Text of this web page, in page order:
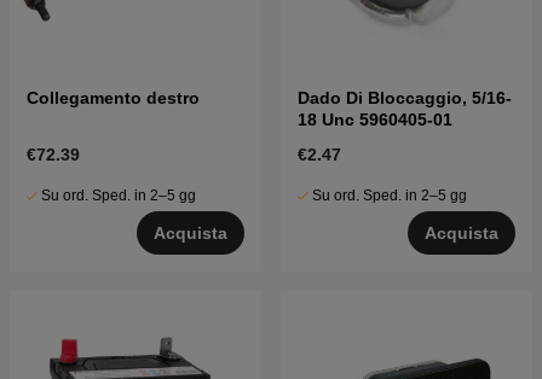
Collegamento destro
€72.39
Su ord. Sped. in 2–5 gg
Acquista
Dado Di Bloccaggio, 5/16-
18 Unc 5960405-01
€2.47
Su ord. Sped. in 2–5 gg
Acquista